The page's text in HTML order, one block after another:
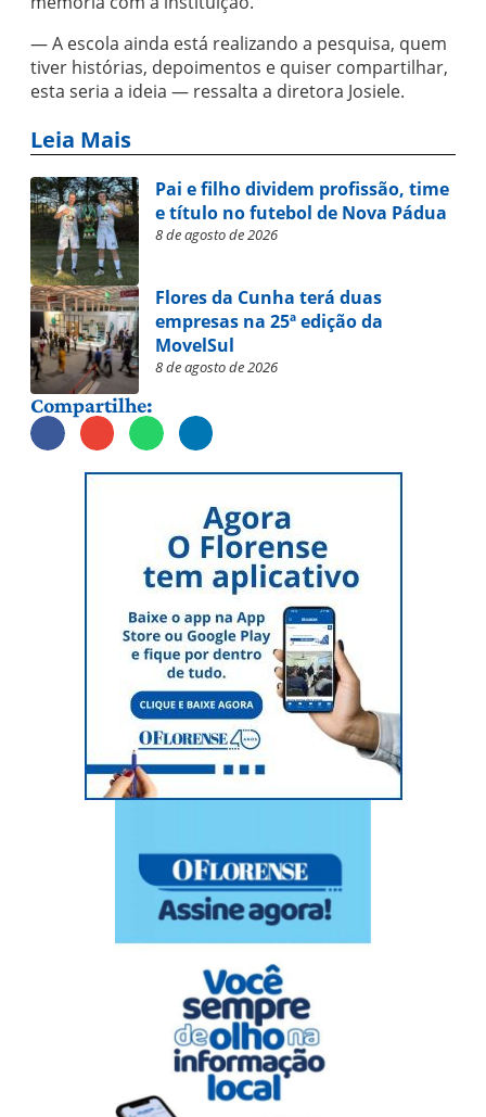
— A escola ainda está realizando a pesquisa, quem
tiver histórias, depoimentos e quiser compartilhar,
esta seria a ideia — ressalta a diretora Josiele.
Leia Mais
Pai e filho dividem profissão, time
e título no futebol de Nova Pádua
8 de agosto de 2026
Flores da Cunha terá duas
empresas na 25ª edição da
MovelSul
8 de agosto de 2026
Compartilhe: